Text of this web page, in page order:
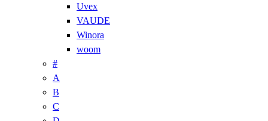
Uvex
VAUDE
Winora
woom
#
A
B
C